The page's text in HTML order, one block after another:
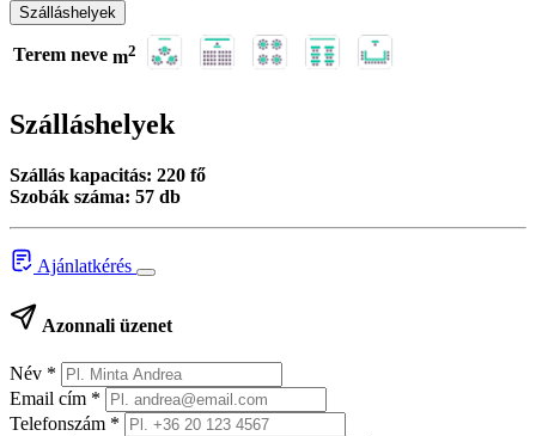
Szálláshelyek
Terem neve m2
Szálláshelyek
Szállás kapacitás: 220 fő
Szobák száma: 57 db
Ajánlatkérés
Azonnali üzenet
Név *
Email cím *
Telefonszám *